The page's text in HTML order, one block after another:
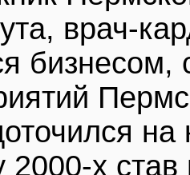
врач-
бизнесом,
2000-х